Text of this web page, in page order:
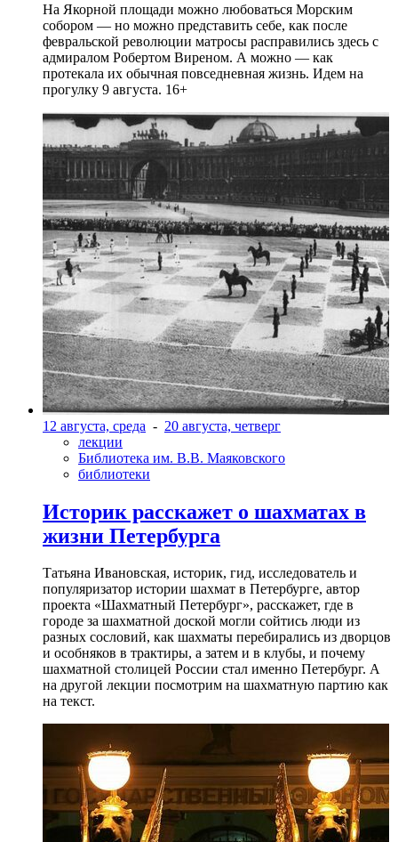
На Якорной площади можно любоваться Морским
собором — но можно представить себе, как после
февральской революции матросы расправились здесь с
адмиралом Робертом Виреном. А можно — как
протекала их обычная повседневная жизнь. Идем на
прогулку 9 августа. 16+
12 августа, среда - 20 августа, четверг
лекции
Библиотека им. В.В. Маяковского
библиотеки
Историк расскажет о шахматах в
жизни Петербурга
Татьяна Ивановская, историк, гид, исследователь и
популяризатор истории шахмат в Петербурге, автор
проекта «Шахматный Петербург», расскажет, где в
городе за шахматной доской могли сойтись люди из
разных сословий, как шахматы перебирались из дворцов
и особняков в трактиры, а затем и в клубы, и почему
шахматной столицей России стал именно Петербург. А
на другой лекции посмотрим на шахматную партию как
на текст.